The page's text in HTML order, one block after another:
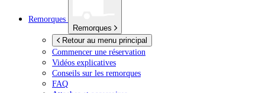
Remorques
Remorques
Retour au menu principal
Commencer une réservation
Vidéos explicatives
Conseils sur les remorques
FAQ